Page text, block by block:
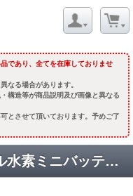
であり、全てを在庫しておりませ
なる場合があります。
構造等が商品説明及び画像と異なる
とさせて頂いております。予めご了
VFC 9.6v1600mAh ニッケル水素ミニバッテリー/スティックAK用 [VF9-BAT-NIMHL-96] [取寄]